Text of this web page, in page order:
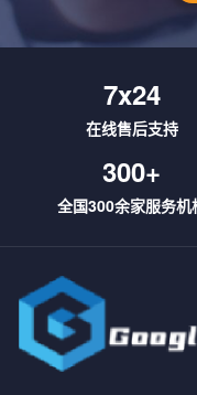
7x24
在线售后支持
300+
全国300余家服务机